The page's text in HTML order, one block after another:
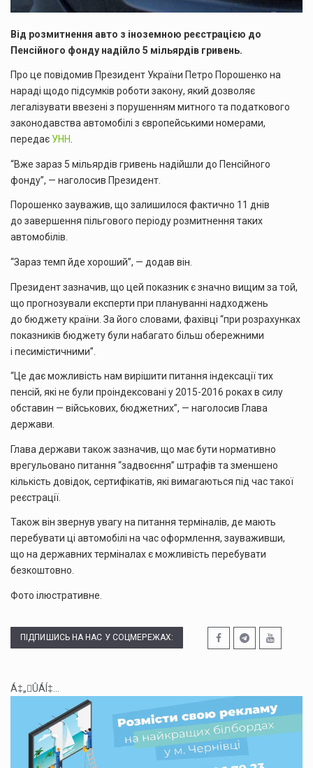
Від розмитнення авто з іноземною реєстрацією до
Пенсійного фонду надійло 5 мільярдів гривень.
Про це повідомив Президент України Петро Порошенко на
нараді щодо підсумків роботи закону, який дозволяє
легалізувати ввезені з порушенням митного та податкового
законодавства автомобілі з європейськими номерами,
передає УНН.
“Вже зараз 5 мільярдів гривень надійшли до Пенсійного
фонду”, — наголосив Президент.
Порошенко зауважив, що залишилося фактично 11 днів
до завершення пільгового періоду розмитнення таких
автомобілів.
“Зараз темп йде хороший”, — додав він.
Президент зазначив, що цей показник є значно вищим за той,
що прогнозували експерти при плануванні надходжень
до бюджету країни. За його словами, фахівці “при розрахунках
показників бюджету були набагато більш обережними
і песимістичними”.
“Це дає можливість нам вирішити питання індексації тих
пенсій, які не були проіндексовані у 2015-2016 роках в силу
обставин — військових, бюджетних”, — наголосив Глава
держави.
Глава держави також зазначив, що має бути нормативно
врегульовано питання “задвоєння” штрафів та зменшено
кількість довідок, сертифікатів, які вимагаються під час такої
реєстрації.
Також він звернув увагу на питання терміналів, де мають
перебувати ці автомобілі на час оформлення, зауваживши,
що на державних терміналах є можливість перебувати
безкоштовно.
Фото ілюстративне.
ПІДПИШИСЬ НА НАС У СОЦМЕРЕЖАХ:
Á‡„ÛÁÍ‡...